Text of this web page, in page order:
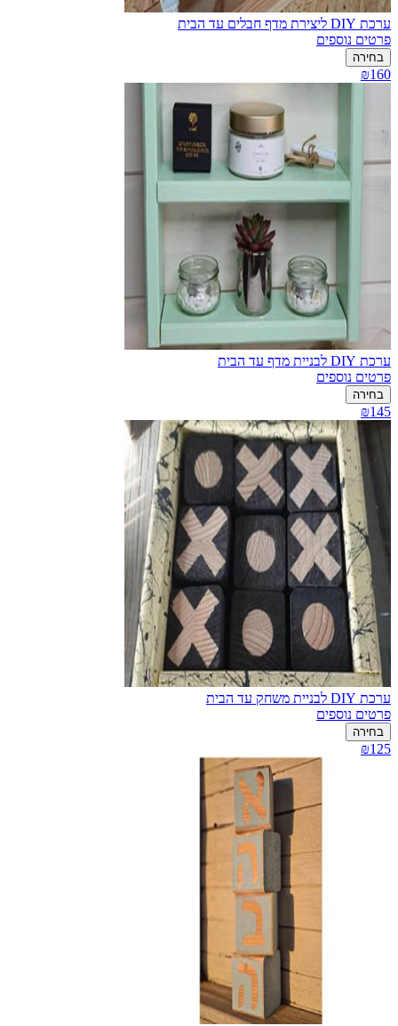
ערכת DIY ליצירת מדף חבלים עד הבית
פרטים נוספים
בחירה
₪160
ערכת DIY לבניית מדף עד הבית
פרטים נוספים
בחירה
₪145
ערכת DIY לבניית משחק עד הבית
פרטים נוספים
בחירה
₪125